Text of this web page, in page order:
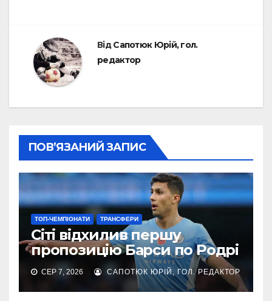
ВідСапотюк Юрій, гол.
редактор
ПОВ’ЯЗАНИЙ ЗАПИС
ТОП-ЧЕМПІОНАТИ ТРАНСФЕРИ
Сіті відхилив першу
пропозицію Барси по Родрі
СЕР 7, 2026 САПОТЮК ЮРІЙ, ГОЛ. РЕДАКТОР